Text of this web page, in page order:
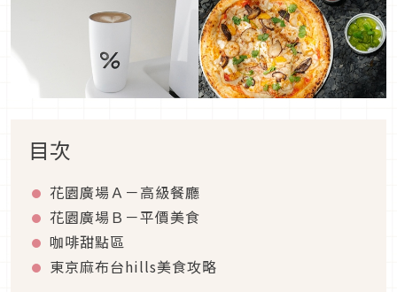
目次
花園廣場Ａ－高級餐廳
花園廣場Ｂ－平價美食
咖啡甜點區
東京麻布台hills美食攻略